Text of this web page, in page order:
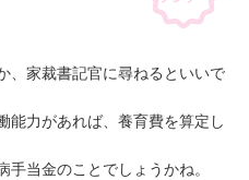
、家裁書記官に尋ねるといいで
能力があれば、養育費を算定し
当金のことでしょうかね。